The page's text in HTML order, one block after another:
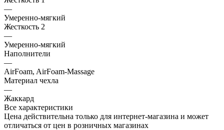
—
Умеренно-мягкий
Жесткость 2
—
Умеренно-мягкий
Наполнители
—
AirFoam, AirFoam-Massage
Материал чехла
—
Жаккард
Все характеристики
Цена действительна только для интернет-магазина и может
отличаться от цен в розничных магазинах